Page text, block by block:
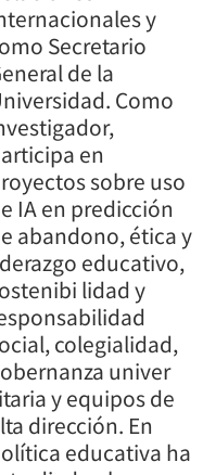
y
Secretario
de la
Como
en
sobre uso
IA en predicción
abandono, ética y
educativo,
lidad y
colegialidad,
univer
y equipos de
dirección. En
educativa ha